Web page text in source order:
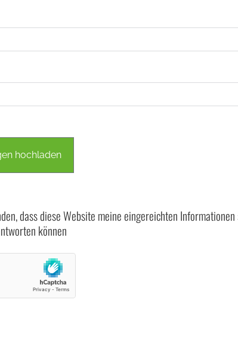
hochladen
dass diese Website meine eingereichten
können